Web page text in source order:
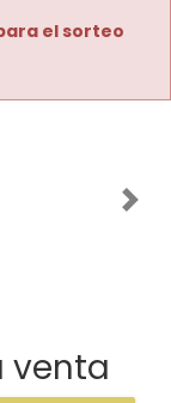
el sorteo
venta